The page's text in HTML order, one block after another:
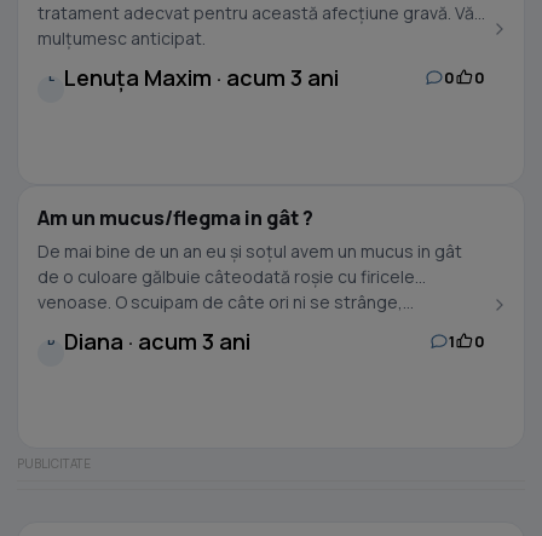
tratament adecvat pentru această afecțiune gravă. Vă
mulțumesc anticipat.
L Lenuța Maxim · acum 3 ani 0 0
Am un mucus/flegma in gât ?
De mai bine de un an eu și soțul avem un mucus in gât
de o culoare gălbuie câteodată roșie cu firicele
venoase. O scuipam de câte ori ni se strânge,...
D Diana · acum 3 ani 1 0